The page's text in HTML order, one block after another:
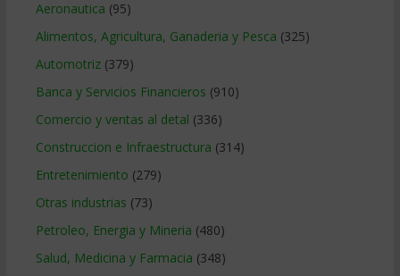
Aeronautica (95)
Alimentos, Agricultura, Ganaderia y Pesca (325)
Automotriz(379)
Banca y Servicios Financieros (910)
Comercio y ventas al detal (336)
Construccion e Infraestructura (314)
Entretenimiento (279)
Otras industrias (73)
Petroleo, Energia y Mineria (480)
Salud, Medicina y Farmacia (348)